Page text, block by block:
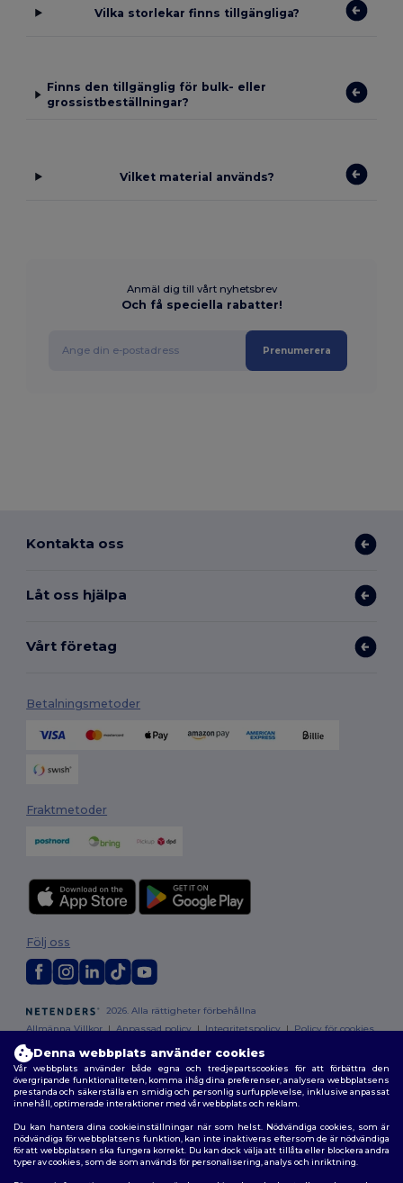
Vilka storlekar finns tillgängliga?
Finns den tillgänglig för bulk- eller
grossistbeställningar?
Vilket material används?
Anmäl dig till vårt nyhetsbrev
Och få speciella rabatter!
Prenumerera
Kontakta oss
Låt oss hjälpa
Vårt företag
Betalningsmetoder
Fraktmetoder
2026. Alla rättigheter förbehållna
Allmänna Villkor|Anpassad policy|Integritetspolicy|Policy för cookies
Följ oss
Denna webbplats använder cookies
Vår webbplats använder både egna och tredjepartscookies för att förbättra den
övergripande funktionaliteten, komma ihåg dina preferenser, analysera webbplatsens
prestanda och säkerställa en smidig och personlig surfupplevelse, inklusive anpassat
innehåll, optimerade interaktioner med vår webbplats och reklam.
Du kan hantera dina cookieinställningar när som helst. Nödvändiga cookies, som är
nödvändiga för webbplatsens funktion, kan inte inaktiveras eftersom de är nödvändiga
för att webbplatsen ska fungera korrekt. Du kan dock välja att tillåta eller blockera andra
typer av cookies, som de som används för personalisering, analys och inriktning.